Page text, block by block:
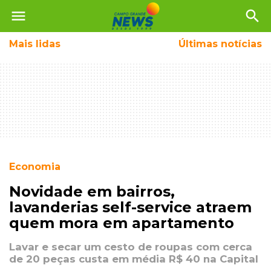
menu search
Mais lidas Últimas notícias
Economia
Novidade em bairros,
lavanderias self-service atraem
quem mora em apartamento
Lavar e secar um cesto de roupas com cerca
de 20 peças custa em média R$ 40 na Capital